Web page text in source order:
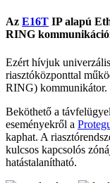
Az E16T IP alapú
RING
Ezért hívjuk
riasztóközponttal
RING) kommunikátor.
Beköthető a
eseményekről a
kaphat. A
kulcsos kapcsolós
hatástalanítható.